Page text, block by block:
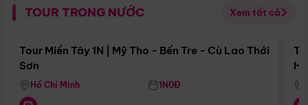
TOUR TRONG NƯỚC Xem tất cả
Điểm nổi bật
Tour Miền Tây 1N | Mỹ Tho - Bến Tre - Cù Lao Thới
Sơn
Hồ Chí Minh 1N0Đ